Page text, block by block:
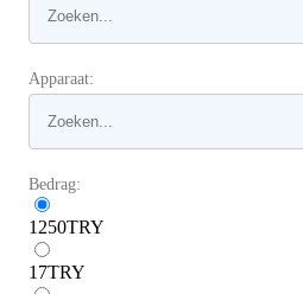
Apparaat:
Bedrag:
1250TRY
17TRY